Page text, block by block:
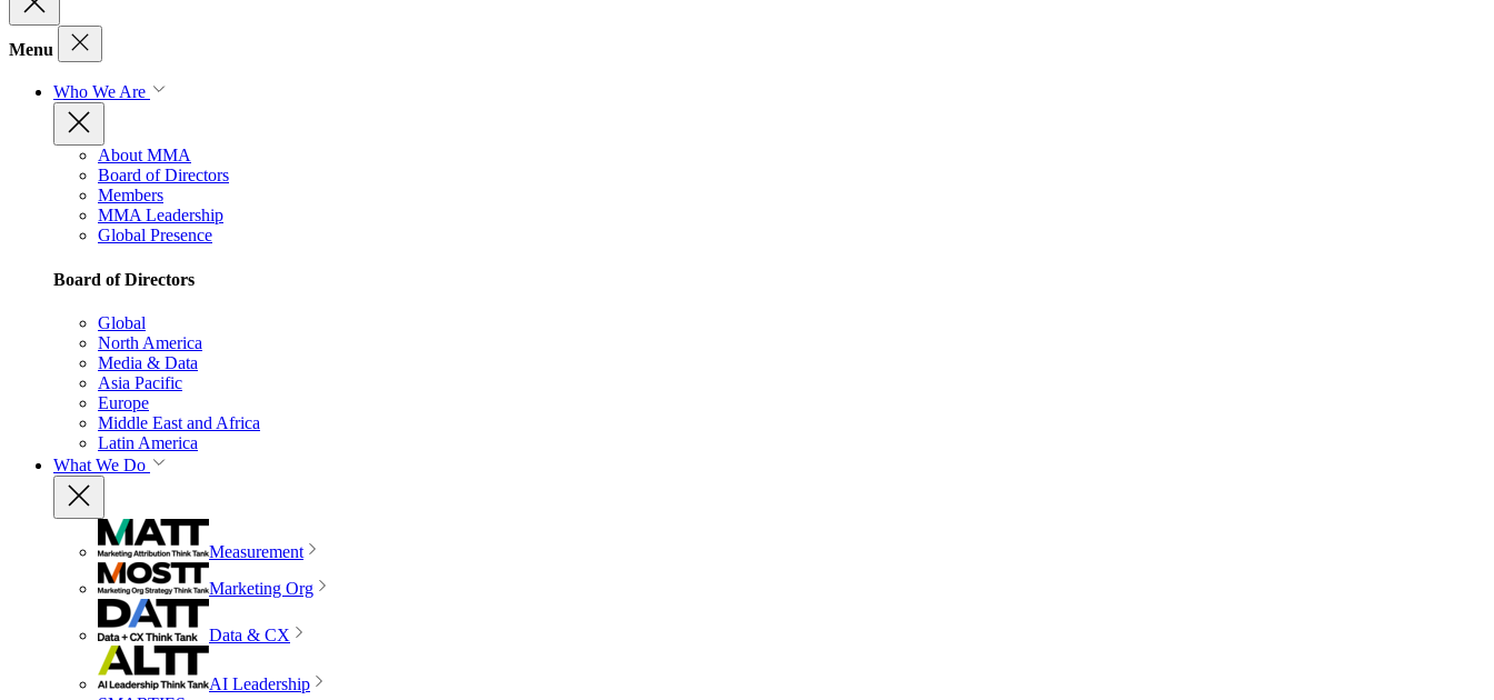
Menu
Who We Are
About MMA
Board of Directors
Members
MMA Leadership
Global Presence
Board of Directors
Global
North America
Media & Data
Asia Pacific
Europe
Middle East and Africa
Latin America
What We Do
Measurement
Marketing Org
Data & CX
AI Leadership